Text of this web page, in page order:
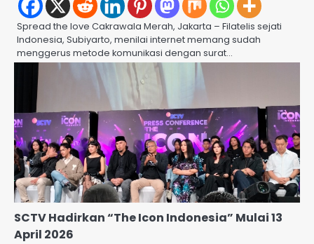
Spread the love Cakrawala Merah, Jakarta – Filatelis sejati
Indonesia, Subiyarto, menilai internet memang sudah
menggerus metode komunikasi dengan surat…
SCTV Hadirkan “The Icon Indonesia” Mulai 13
April 2026